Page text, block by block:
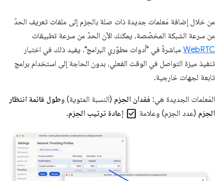
من خلال إضافة مَعلمات جديدة ذات صلة بالحِزم إلى ملفات تعريف الحدّ
من سرعة الشبكة المخصّصة، يمكنك الآن الحدّ من سرعة تطبيقات
WebRTC مباشرةً في "أدوات مطوّري البرامج". يفيد ذلك في اختبار
تنفيذ ميزة التواصل في الوقت الفعلي، بدون الحاجة إلى استخدام برامج
تابعة لجهات خارجية.
المَعلمات الجديدة هي: فقدان الحِزم (النسبة المئوية) وطول قائمة انتظار
الحِزم (عدد الحِزم) وعلامة check_box إعادة ترتيب الحِزم.